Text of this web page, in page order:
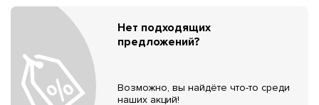
Нет подходящих
предложений?
Возможно, вы найдёте что-то среди
наших акций!